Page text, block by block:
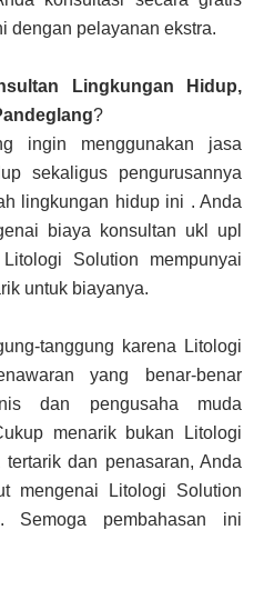
dengan pelayanan ekstra.
Lingkungan Hidup,
?
ingin menggunakan jasa
sekaligus pengurusannya
lingkungan hidup ini . Anda
biaya konsultan ukl upl
Solution mempunyai
untuk biayanya.
tanggung karena Litologi
yang benar-benar
dan pengusaha muda
menarik bukan Litologi
dan penasaran, Anda
mengenai Litologi Solution
Semoga pembahasan ini